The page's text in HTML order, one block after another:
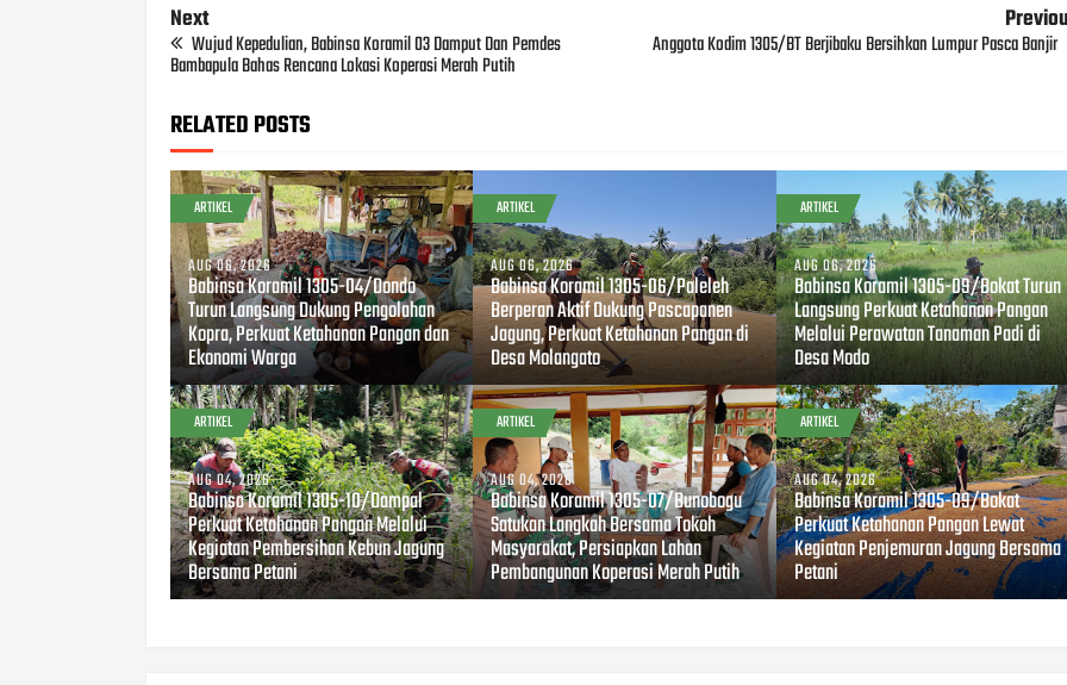
Next
Wujud Kepedulian, Babinsa Koramil 03 Damput Dan Pemdes
Bambapula Bahas Rencana Lokasi Koperasi Merah Putih
Anggota Kodim 1305/BT Berjibaku Bersihkan Lumpur Pasca Banjir
RELATED POSTS
ARTIKEL
AUG 06, 2026
Babinsa Koramil 1305-04/Dondo
Turun Langsung Dukung Pengolahan
Kopra, Perkuat Ketahanan Pangan dan
Ekonomi Warga
ARTIKEL
AUG 06, 2026
Babinsa Koramil 1305-06/Paleleh
Berperan Aktif Dukung Pascapanen
Jagung, Perkuat Ketahanan Pangan di
Desa Molangato
ARTIKEL
AUG 06, 2026
Babinsa Koramil 1305-09/Bokat Turun
Langsung Perkuat Ketahanan Pangan
Melalui Perawatan Tanaman Padi di
Desa Modo
ARTIKEL
AUG 04, 2026
Babinsa Koramil 1305-10/Dampal
Perkuat Ketahanan Pangan Melalui
Kegiatan Pembersihan Kebun Jagung
Bersama Petani
ARTIKEL
AUG 04, 2026
Babinsa Koramil 1305-07/Bunobogu
Satukan Langkah Bersama Tokoh
Masyarakat, Persiapkan Lahan
Pembangunan Koperasi Merah Putih
ARTIKEL
AUG 04, 2026
Babinsa Koramil 1305-09/Bokat
Perkuat Ketahanan Pangan Lewat
Kegiatan Penjemuran Jagung Bersama
Petani